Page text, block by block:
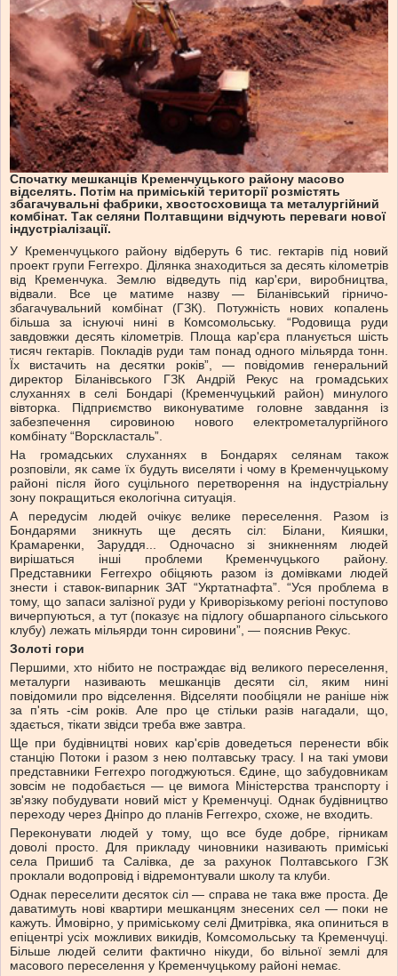
Спочатку мешканців Кременчуцького району масово
відселять. Потім на приміській території розмістять
збагачувальні фабрики, хвостосховища та металургійний
комбінат. Так селяни Полтавщини відчують переваги нової
індустріалізації.
У Кременчуцького району відберуть 6 тис. гектарів під новий
проект групи Ferrexpo. Ділянка знаходиться за десять кілометрів
від Кременчука. Землю відведуть під кар'єри, виробництва,
відвали. Все це матиме назву — Біланівський гірничо-
збагачувальний комбінат (ГЗК). Потужність нових копалень
більша за існуючі нині в Комсомольську. “Родовища руди
завдовжки десять кілометрів. Площа кар'єра планується шість
тисяч гектарів. Покладів руди там понад одного мільярда тонн.
Їх вистачить на десятки років”, — повідомив генеральний
директор Біланівського ГЗК Андрій Рекус на громадських
слуханнях в селі Бондарі (Кременчуцький район) минулого
вівторка. Підприємство виконуватиме головне завдання із
забезпечення сировиною нового електрометалургійного
комбінату “Ворскласталь”.
На громадських слуханнях в Бондарях селянам також
розповіли, як саме їх будуть виселяти і чому в Кременчуцькому
районі після його суцільного перетворення на індустріальну
зону покращиться екологічна ситуація.
А передусім людей очікує велике переселення. Разом із
Бондарями зникнуть ще десять сіл: Білани, Кияшки,
Крамаренки, Заруддя... Одночасно зі зникненням людей
вирішаться інші проблеми Кременчуцького району.
Представники Ferrexpo обіцяють разом із домівками людей
знести і ставок-випарник ЗАТ “Укртатнафта”. “Уся проблема в
тому, що запаси залізної руди у Криворізькому регіоні поступово
вичерпуються, а тут (показує на підлогу обшарпаного сільського
клубу) лежать мільярди тонн сировини”, — пояснив Рекус.
Золоті гори
Першими, хто нібито не постраждає від великого переселення,
металурги називають мешканців десяти сіл, яким нині
повідомили про відселення. Відселяти пообіцяли не раніше ніж
за п'ять -сім років. Але про це стільки разів нагадали, що,
здається, тікати звідси треба вже завтра.
Ще при будівництві нових кар'єрів доведеться перенести вбік
станцію Потоки і разом з нею полтавську трасу. І на такі умови
представники Ferrexpo погоджуються. Єдине, що забудовникам
зовсім не подобається — це вимога Міністерства транспорту і
зв'язку побудувати новий міст у Кременчуці. Однак будівництво
переходу через Дніпро до планів Ferrexpo, схоже, не входить.
Переконувати людей у тому, що все буде добре, гірникам
доволі просто. Для прикладу чиновники називають приміські
села Пришиб та Салівка, де за рахунок Полтавського ГЗК
проклали водопровід і відремонтували школу та клуби.
Однак переселити десяток сіл — справа не така вже проста. Де
даватимуть нові квартири мешканцям знесених сел — поки не
кажуть. Ймовірно, у приміському селі Дмитрівка, яка опиниться в
епіцентрі усіх можливих викидів, Комсомольську та Кременчуці.
Більше людей селити фактично нікуди, бо вільної землі для
масового переселення у Кременчуцькому районі немає.